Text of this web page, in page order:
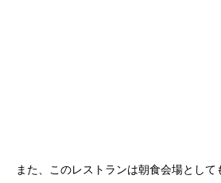
また、このレストランは朝食会場とし